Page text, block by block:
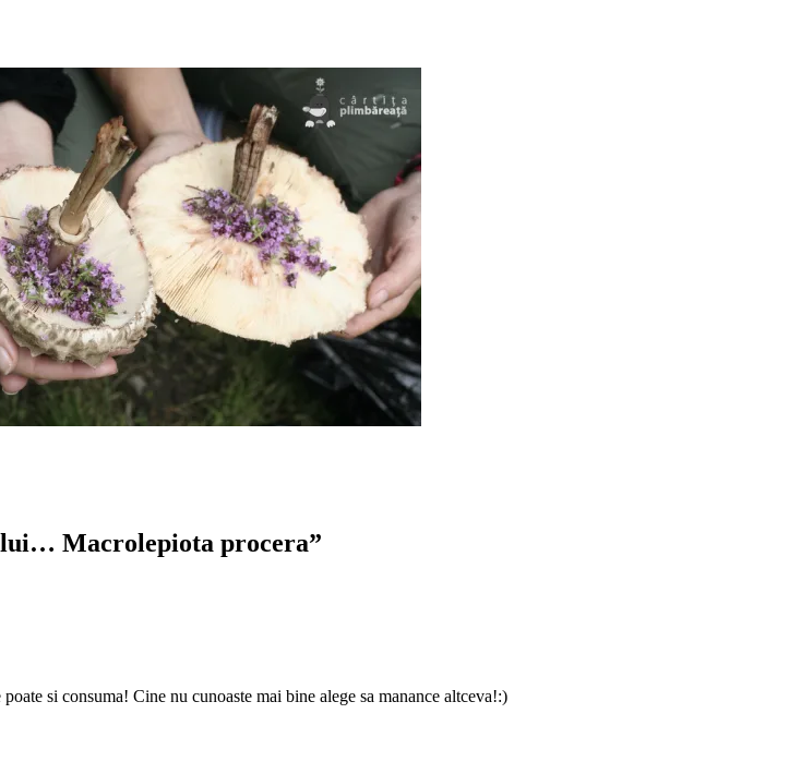
Macrolepiota procera”
si consuma! Cine nu cunoaste mai bine alege sa manance altceva!:)